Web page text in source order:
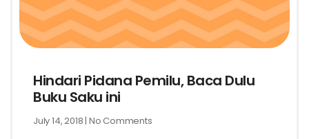
Hindari Pidana Pemilu, Baca Dulu
Buku Saku ini
July 14, 2018 No Comments